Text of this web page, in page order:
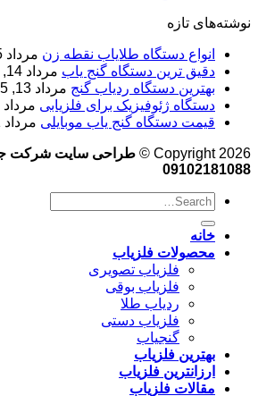
نوشته‌های تازه
انواع دستگاه طلایاب نقطه زن مرداد 15, 1405
دقیق ترین دستگاه گنج یاب مرداد 14, 1405
بهترین دستگاه ردیاب گنج مرداد 13, 1405
دستگاه ژئوفیزیک برای فلزیابی مرداد 12, 1405
قیمت دستگاه گنج یاب موبایلی مرداد 11, 1405
Copyright 2026 ©
طراحی سایت شرکت
09102181088
خانه
محصولات فلزیاب
فلزیاب تصویری
فلزیاب بوقی
ردیاب طلا
فلزیاب دستی
گنجیاب
بهترین فلزیاب
ارزانترین فلزیاب
مقالات فلزیاب